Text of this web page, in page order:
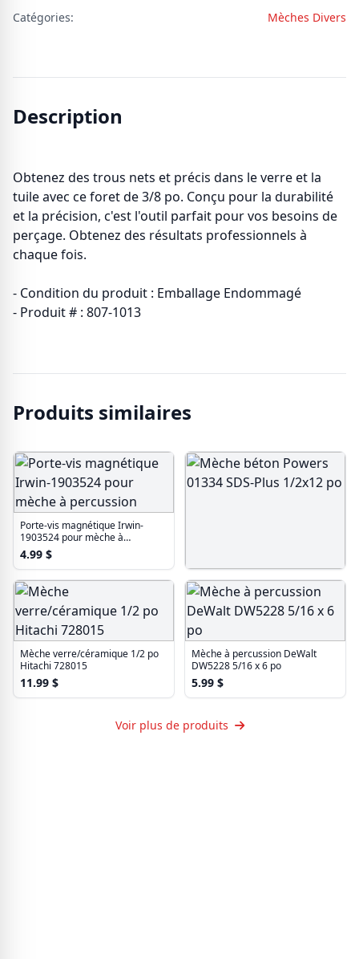
Catégories:
Mèches Divers
Description
Obtenez des trous nets et précis dans le verre et la
tuile avec ce foret de 3/8 po. Conçu pour la durabilité
et la précision, c'est l'outil parfait pour vos besoins de
perçage. Obtenez des résultats professionnels à
chaque fois.
- Condition du produit : Emballage Endommagé
- Produit # : 807-1013
Produits similaires
Porte-vis magnétique Irwin-
1903524 pour mèche à
percussion
4.99 $
Mèche béton Powers 01334
SDS-Plus 1/2x12 po
44.99$
Mèche verre/céramique 1/2 po
Hitachi 728015
11.99 $
Mèche à percussion DeWalt
DW5228 5/16 x 6 po
5.99 $
Voir plus de produits